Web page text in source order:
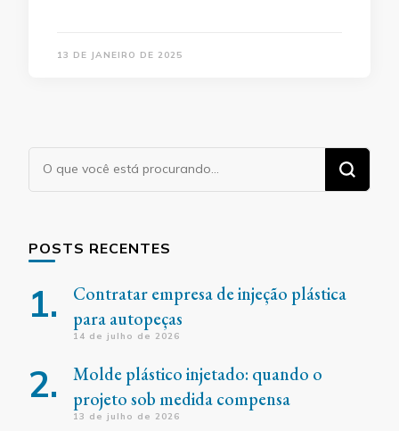
13 DE JANEIRO DE 2025
Procurando
algo?
POSTS RECENTES
Contratar empresa de injeção plástica
para autopeças
14 de julho de 2026
Molde plástico injetado: quando o
projeto sob medida compensa
13 de julho de 2026